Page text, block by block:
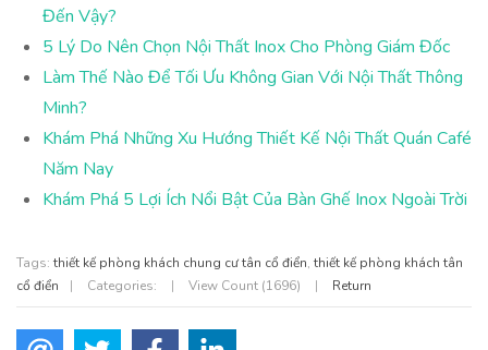
Đến Vậy?
5 Lý Do Nên Chọn Nội Thất Inox Cho Phòng Giám Đốc
Làm Thế Nào Để Tối Ưu Không Gian Với Nội Thất Thông
Minh?
Khám Phá Những Xu Hướng Thiết Kế Nội Thất Quán Café
Năm Nay
Khám Phá 5 Lợi Ích Nổi Bật Của Bàn Ghế Inox Ngoài Trời
Tags: thiết kế phòng khách chung cư tân cổ điển, thiết kế phòng khách tân
cổ điển
| Categories: | View Count (1696) | Return